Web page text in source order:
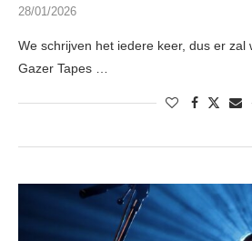
28/01/2026
We schrijven het iedere keer, dus er zal
Gazer Tapes …